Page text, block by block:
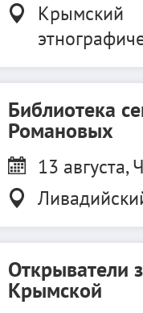
Крымский
Библиотека
Романовых
13 августа,
Открыватели
Крымской